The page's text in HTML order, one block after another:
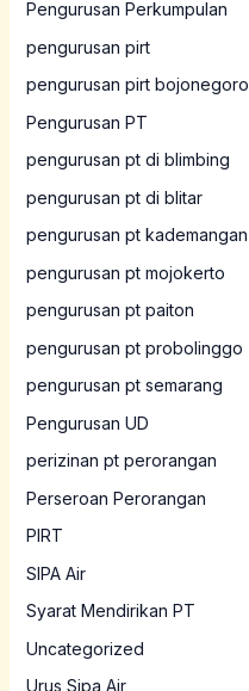
Pengurusan Perkumpulan
pengurusan pirt
pengurusan pirt bojonegoro
Pengurusan PT
pengurusan pt di blimbing
pengurusan pt di blitar
pengurusan pt kademangan
pengurusan pt mojokerto
pengurusan pt paiton
pengurusan pt probolinggo
pengurusan pt semarang
Pengurusan UD
perizinan pt perorangan
Perseroan Perorangan
PIRT
SIPA Air
Syarat Mendirikan PT
Uncategorized
Urus Sipa Air